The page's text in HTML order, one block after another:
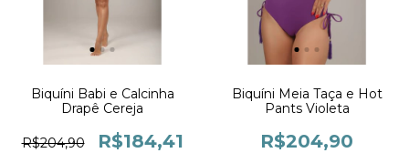
Biquíni Babi e Calcinha
Drapê Cereja
R$204,90 R$184,41
Biquíni Meia Taça e Hot
Pants Violeta
R$204,90